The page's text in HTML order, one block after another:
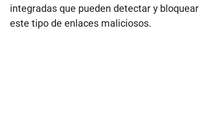
integradas que pueden detectar y bloquear
este tipo de enlaces maliciosos.